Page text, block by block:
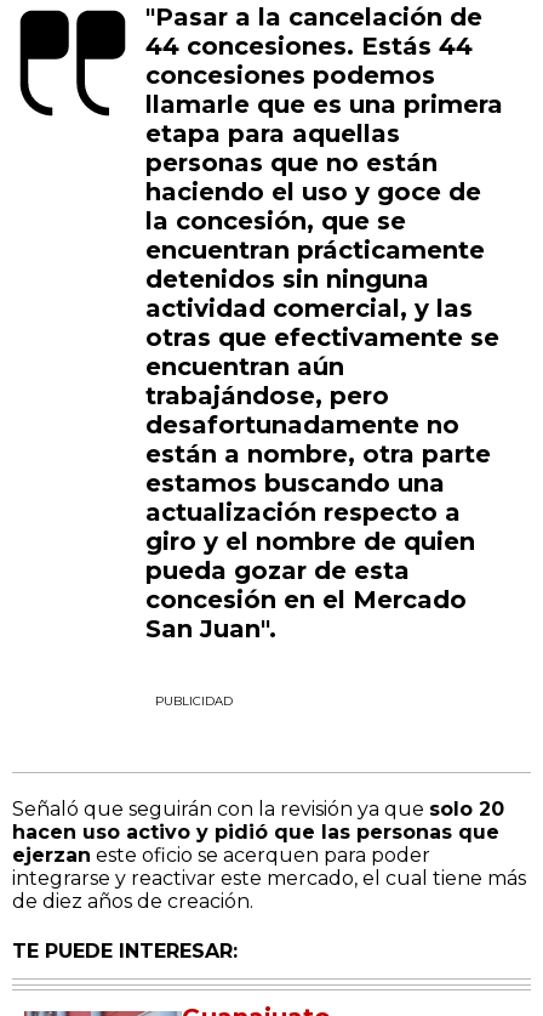
"Pasar a la cancelación de
44 concesiones. Estás 44
concesiones podemos
llamarle que es una primera
etapa para aquellas
personas que no están
haciendo el uso y goce de
la concesión, que se
encuentran prácticamente
detenidos sin ninguna
actividad comercial, y las
otras que efectivamente se
encuentran aún
trabajándose, pero
desafortunadamente no
están a nombre, otra parte
estamos buscando una
actualización respecto a
giro y el nombre de quien
pueda gozar de esta
concesión en el Mercado
San Juan".
PUBLICIDAD
Señaló que seguirán con la revisión ya que solo 20
hacen uso activo y pidió que las personas que
ejerzan este oficio se acerquen para poder
integrarse y reactivar este mercado, el cual tiene más
de diez años de creación.
TE PUEDE INTERESAR: